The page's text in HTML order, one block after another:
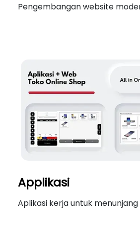
Pengembangan website
Applikasi
Aplikasi kerja untuk menunjang